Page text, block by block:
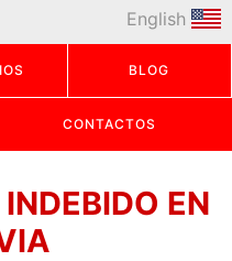
BLOG
CONTACTOS
English
EN